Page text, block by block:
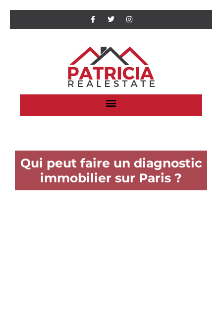
Qui peut faire un diagnostic
immobilier sur Paris ?